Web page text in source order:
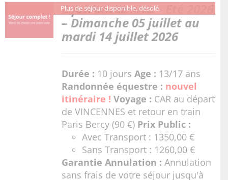
Plus de séjour disponible, désolé.
Equit’adventure – Eté 2026
– Dimanche 05 juillet au
mardi 14 juillet 2026
Durée : 10 joursAge : 13/17 ans
Randonnée équestre : nouvel
itinéraire ! Voyage : CAR au départ
de VINCENNES et retour en train
Paris Bercy (90 €) Prix Public :
Avec Transport : 1350,00 €
Sans Transport : 1260,00 €
Garantie Annulation : Annulation
sans frais de votre séjour jusqu'à